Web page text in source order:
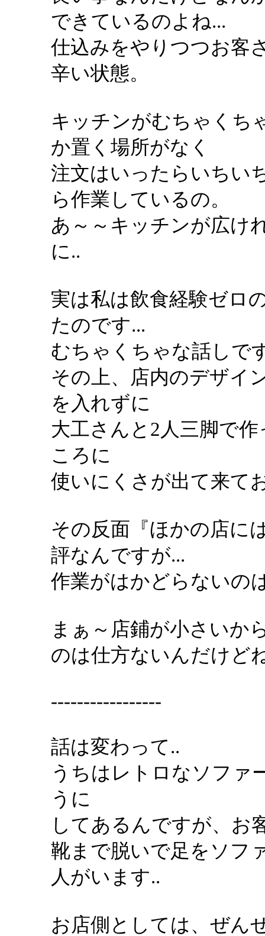
できているのよね...
仕込みをやりつつお客
辛い状態。
キッチンがむちゃくち
か置く場所がなく
注文はいったらいちい
ら作業しているの。
あ～～キッチンが広け
に..
実は私は飲食経験ゼロ
たのです...
むちゃくちゃな話しで
その上、店内のデザイ
を入れずに
大工さんと2人三脚で
ころに
使いにくさが出て来て
その反面『ほかの店に
評なんですが...
作業がはかどらないの
まぁ～店鋪が小さいか
のは仕方ないんだけど
-----------------
話は変わって..
うちはレトロなソファ
うに
してあるんですが、お
靴まで脱いで足をソフ
人がいます..
お店側としては、ぜん